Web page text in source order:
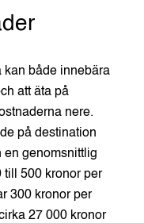
kan både innebära
att äta på
nere.
på destination
en genomsnittlig
till 500 kronor per
300 kronor per
27 000 kronor